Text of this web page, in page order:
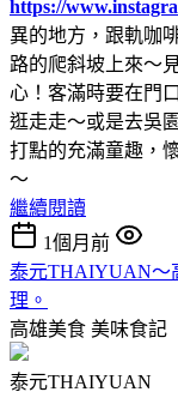
https://
異的地方，跟軌咖
路的爬斜坡上來～
心！客滿時要在門
逛走走～或是去吳
打點的充滿童趣，
～
繼續閱讀
1個月前
泰元THAIYUAN～
理。
高雄美食 美味食記
泰元THAIYUAN